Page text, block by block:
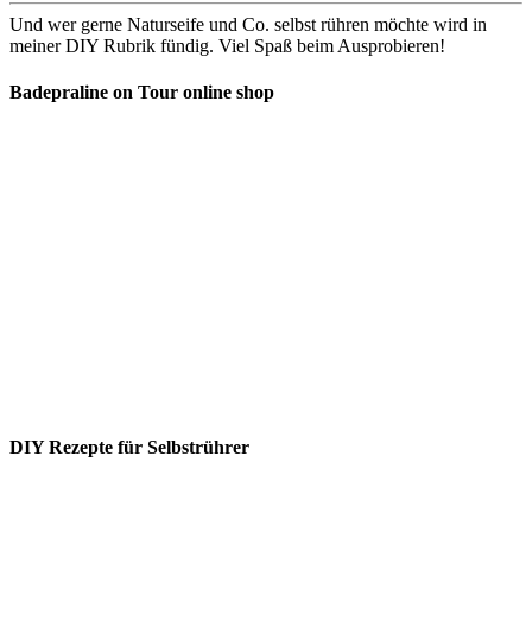
Und wer gerne Naturseife und Co. selbst rühren möchte wird in
meiner DIY Rubrik fündig. Viel Spaß beim Ausprobieren!
Badepraline on Tour online shop
DIY Rezepte für Selbstrührer